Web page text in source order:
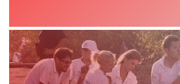
VEPRIMTARI